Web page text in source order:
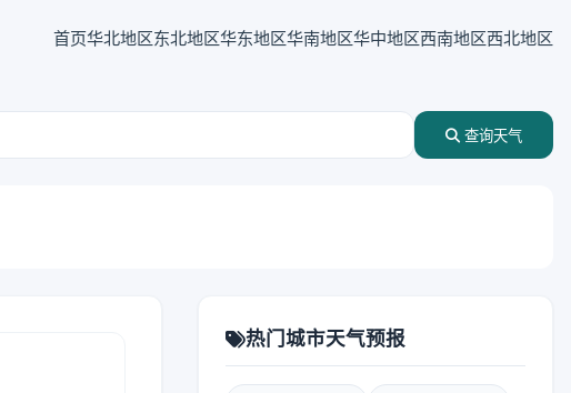
首页华北地区东北地区华东地区华南地区华中地区西南地区西北地区
查询天气
热门城市天气预报